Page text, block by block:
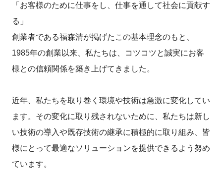
「お客様のために仕事をし、仕事を通して社会に貢献す
る」
創業者である福森清が掲げたこの基本理念のもと、
1985年の創業以来、私たちは、コツコツと誠実にお客
様との信頼関係を築き上げてきました。
近年、私たちを取り巻く環境や技術は急激に変化してい
ます。その変化に取り残されないために、私たちは新し
い技術の導入や既存技術の継承に積極的に取り組み、皆
様にとって最適なソリューションを提供できるよう努め
ています。